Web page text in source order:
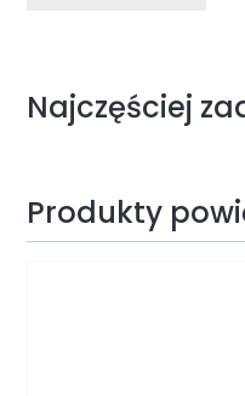
Najczęściej
Produkty